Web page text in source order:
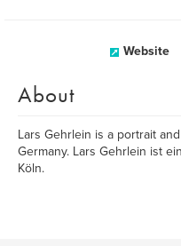
Website
About
Lars Gehrlein is a portrait
Germany. Lars Gehrlein ist
Köln.